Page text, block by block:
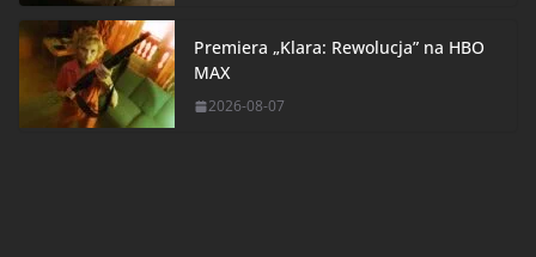
Premiera „Klara: Rewolucja” na HBO
MAX
2026-08-07